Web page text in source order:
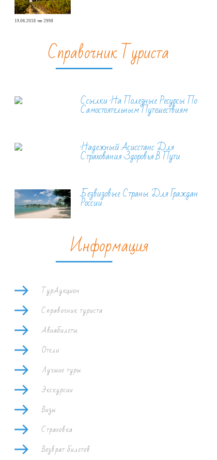
19.06.2018 2998
Справочник Туриста
Ссылки На Полезные Ресурсы По
Самостоятельным Путешествиям
Надежный Асисстанс Для
Страхования Здоровья В Пути
Безвизовые Страны Для Граждан
России
Информация
ТурАукцион
Справочник туриста
Авиабилеты
Отели
Лучшие туры
Экскурсии
Визы
Страховка
Возврат билетов